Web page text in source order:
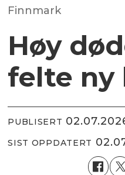
Finnmark
Høy
felte ny
PUBLISERT
SIST OPPDATERT